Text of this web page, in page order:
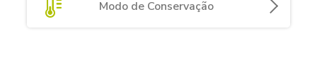
Modo de Conservação